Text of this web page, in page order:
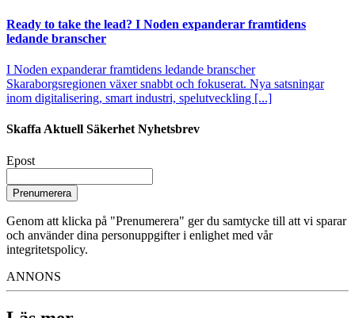
Ready to take the lead? I Noden expanderar framtidens
ledande branscher
I Noden expanderar framtidens ledande branscher
Skaraborgsregionen växer snabbt och fokuserat. Nya satsningar
inom digitalisering, smart industri, spelutveckling [...]
Skaffa Aktuell Säkerhet Nyhetsbrev
Epost
Prenumerera
Genom att klicka på "Prenumerera" ger du samtycke till att vi sparar
och använder dina personuppgifter i enlighet med vår
integritetspolicy.
ANNONS